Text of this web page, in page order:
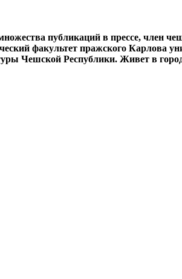
публикаций в прессе, член
факультет пражского Карлова
Чешской Республики. Живет в